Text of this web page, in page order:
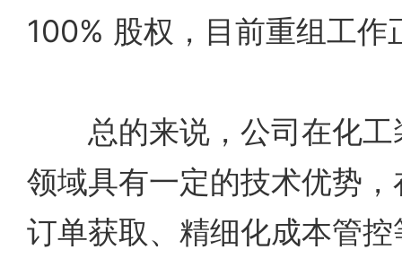
100% 股权，目前重组工作
总的来说，公司在化工
领域具有一定的技术优势
订单获取、精细化成本管